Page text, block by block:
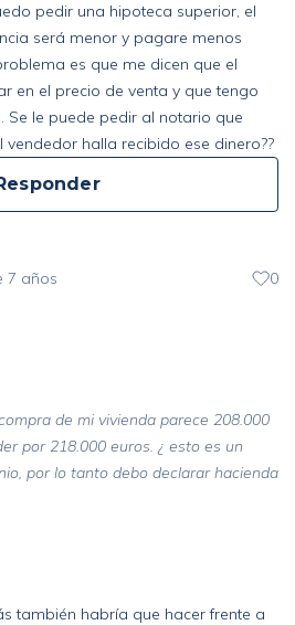
pedir una hipoteca superior, el
será menor y pagare menos
es que me dicen que el
en el precio de venta y que tengo
Se le puede pedir al notario que
vendedor halla recibido ese dinero??
7 años 0
de mi vivienda parece 208.000
por 218.000 euros. ¿ esto es un
por lo tanto debo declarar hacienda
también habría que hacer frente a